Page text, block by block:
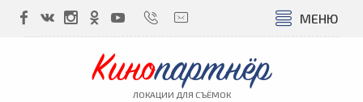
МЕНЮ
Кинопартнёр
ЛОКАЦИИ ДЛЯ СЪЁМОК